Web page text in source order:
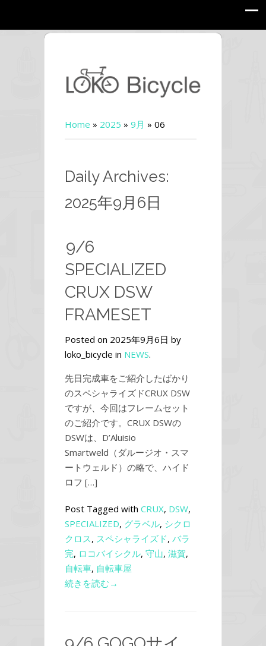
Home » 2025 » 9月 » 06
Daily Archives:
2025年9月6日
9/6
SPECIALIZED
CRUX DSW
FRAMESET
Posted on 2025年9月6日 by
loko_bicycle in NEWS.
先日完成車をご紹介したばかり
のスペシャライズドCRUX DSW
ですが、今回はフレームセット
のご紹介です。CRUX DSWの
DSWは、D’Aluisio
Smartweld（ダルージオ・スマ
ートウェルド）の略で、ハイド
ロフ […]
Post Tagged with CRUX, DSW,
SPECIALIZED, グラベル, シクロ
クロス, スペシャライズド, バラ
完, ロコバイシクル, 守山, 滋賀,
自転車, 自転車屋
続きを読む→